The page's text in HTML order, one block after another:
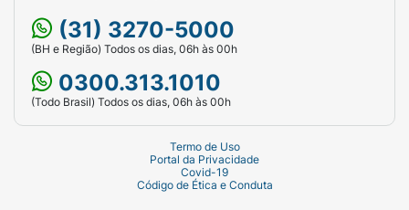
(31) 3270-5000
(BH e Região) Todos os dias, 06h às 00h
0300.313.1010
(Todo Brasil) Todos os dias, 06h às 00h
Termo de Uso
Portal da Privacidade
Covid-19
Código de Ética e Conduta